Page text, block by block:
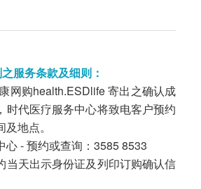
服务条款及细则：
网购health.ESDlife 寄出之确认成
时代医疗服务中心将致电客户预约
地点。
心 - 预约或查询：3585 8533
当天出示身份证及列印订购确认信